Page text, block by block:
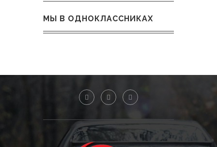
МЫ В ОДНОКЛАССНИКАХ